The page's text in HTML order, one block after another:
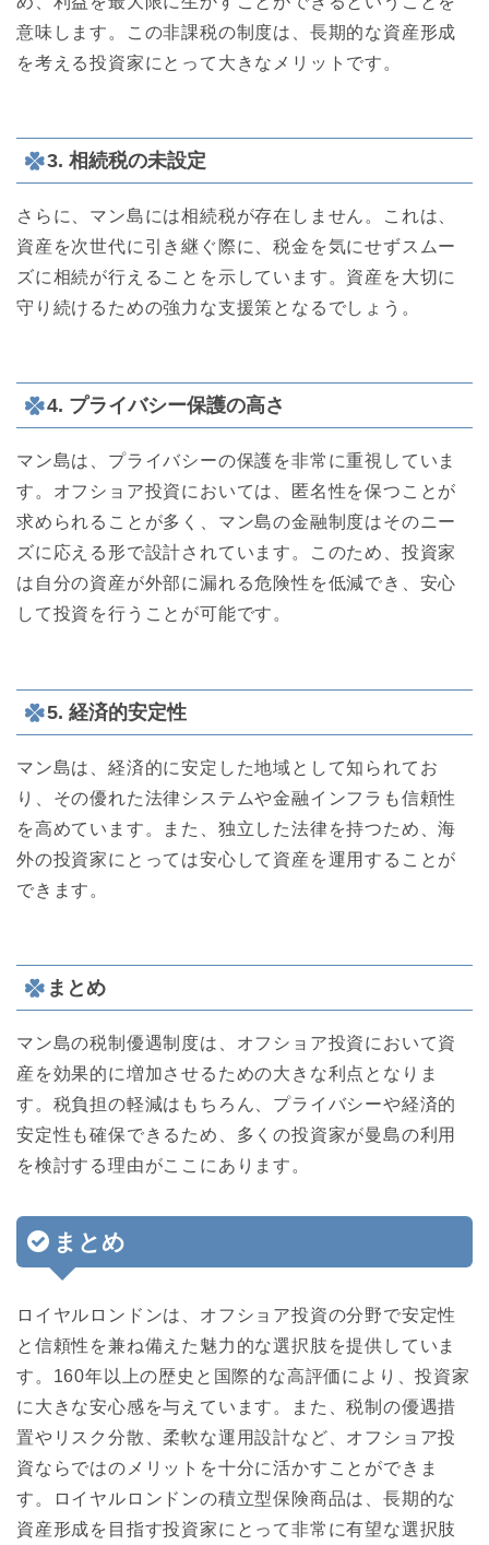
意味します。この非課税の制度は、長期的な資産形成
を考える投資家にとって大きなメリットです。
3. 相続税の未設定
さらに、マン島には相続税が存在しません。これは、
資産を次世代に引き継ぐ際に、税金を気にせずスムー
ズに相続が行えることを示しています。資産を大切に
守り続けるための強力な支援策となるでしょう。
4. プライバシー保護の高さ
マン島は、プライバシーの保護を非常に重視していま
す。オフショア投資においては、匿名性を保つことが
求められることが多く、マン島の金融制度はそのニー
ズに応える形で設計されています。このため、投資家
は自分の資産が外部に漏れる危険性を低減でき、安心
して投資を行うことが可能です。
5. 経済的安定性
マン島は、経済的に安定した地域として知られてお
り、その優れた法律システムや金融インフラも信頼性
を高めています。また、独立した法律を持つため、海
外の投資家にとっては安心して資産を運用することが
できます。
まとめ
マン島の税制優遇制度は、オフショア投資において資
産を効果的に増加させるための大きな利点となりま
す。税負担の軽減はもちろん、プライバシーや経済的
安定性も確保できるため、多くの投資家が曼島の利用
を検討する理由がここにあります。
まとめ
ロイヤルロンドンは、オフショア投資の分野で安定性
と信頼性を兼ね備えた魅力的な選択肢を提供していま
す。160年以上の歴史と国際的な高評価により、投資家
に大きな安心感を与えています。また、税制の優遇措
置やリスク分散、柔軟な運用設計など、オフショア投
資ならではのメリットを十分に活かすことができま
す。ロイヤルロンドンの積立型保険商品は、長期的な
資産形成を目指す投資家にとって非常に有望な選択肢